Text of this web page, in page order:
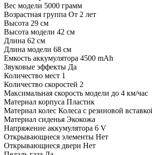
Вес модели 5000 грамм
Возрастная группа От 2 лет
Высота 29 см
Высота модели 42 см
Длина 62 см
Длина модели 68 см
Емкость аккумулятора 4500 mAh
Звуковые эффекты Да
Количество мест 1
Количество скоростей 2
Максимальная скорость модели до 4 км/час
Материал корпуса Пластик
Материал колес Колеса с резиновой
Материал сиденья Экокожа
Напряжение аккумулятора 6 V
Открывающиеся элементы Нет
Открывающиеся двери Нет